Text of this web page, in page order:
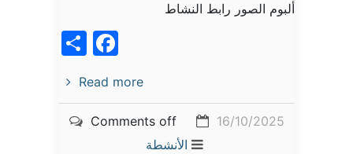
ألبوم الصور رابط النشاط
Read more
16/10/2025
Comments off
الأنشطة